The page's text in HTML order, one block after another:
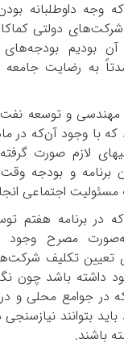
وجه داوطلبانه
دولتی کماکان
بودیم
به رضایت
و توسعه
لازم صورت گرفته
و بودجه وقت
مسئولیت اجتماعی
در برنامه هفتم
مصرح وجود
تکلیف
داشته باشد چون
جوامع محلی و در
بتوانند
باشند.